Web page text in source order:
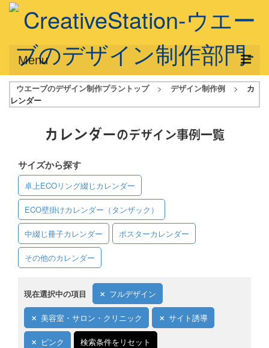
Menu
サービス概要
デザインアシスト
フルデザイン
データ修正
写真からイラスト作成
デザイン制作例
ご利用料金
ご利用ガイド
ご利用の流れ
ご注文方法について
ウエーブのデザイン制作プラントップ > デザイン制作例 >
カ
レンダー
カレンダーのデザイン事例一覧
サイズから探す
卓上ECOリング綴じカレンダー
ECO壁掛けカレンダー（タンザック）
中綴じ冊子カレンダー ポスターカレンダー
その他のカレンダー
現在選択中の項目 フルデザイン
美容室・サロン・クリニック サイト誘導
ピンク 検索条件をリセット